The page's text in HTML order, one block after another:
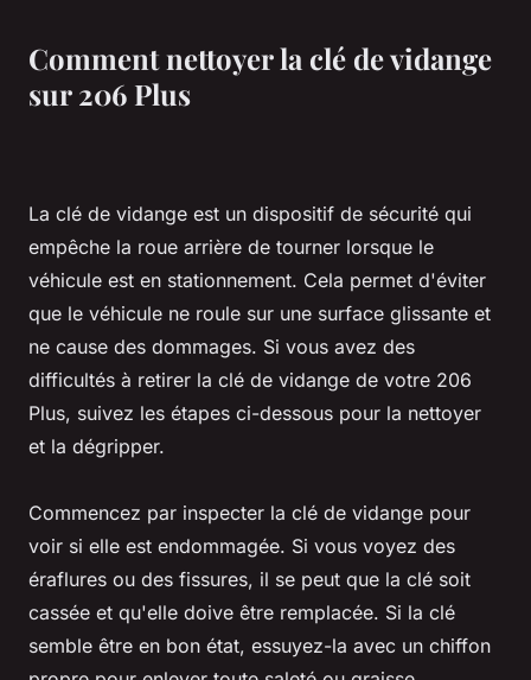
Comment nettoyer la clé de vidange
sur 206 Plus
La clé de vidange est un dispositif de sécurité qui
empêche la roue arrière de tourner lorsque le
véhicule est en stationnement. Cela permet d'éviter
que le véhicule ne roule sur une surface glissante et
ne cause des dommages. Si vous avez des
difficultés à retirer la clé de vidange de votre 206
Plus, suivez les étapes ci-dessous pour la nettoyer
et la dégripper.
Commencez par inspecter la clé de vidange pour
voir si elle est endommagée. Si vous voyez des
éraflures ou des fissures, il se peut que la clé soit
cassée et qu'elle doive être remplacée. Si la clé
semble être en bon état, essuyez-la avec un chiffon